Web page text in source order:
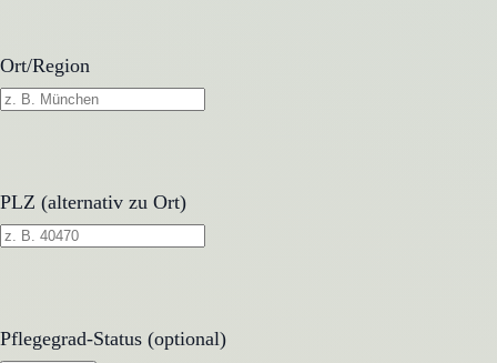
Ort/Region
PLZ (alternativ zu Ort)
Pflegegrad-Status (optional)
Pflegegrad-Status (optional)